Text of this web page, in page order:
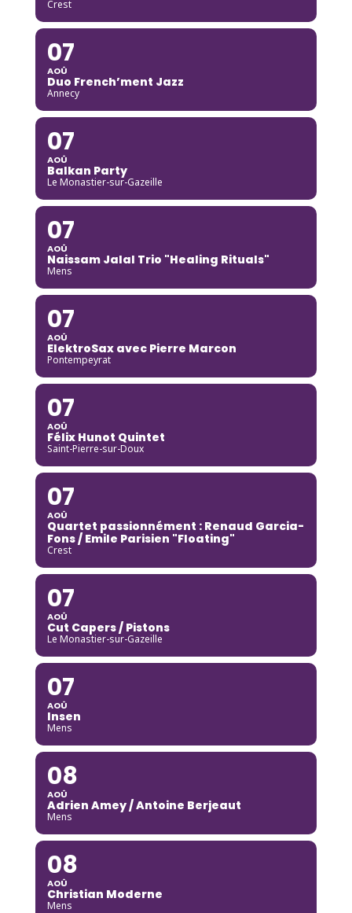
Crest
07
AOÛ
Duo French’ment Jazz
Annecy
07
AOÛ
Balkan Party
Le Monastier-sur-Gazeille
07
AOÛ
Naissam Jalal Trio "Healing Rituals"
Mens
07
AOÛ
ElektroSax avec Pierre Marcon
Pontempeyrat
07
AOÛ
Félix Hunot Quintet
Saint-Pierre-sur-Doux
07
AOÛ
Quartet passionnément : Renaud Garcia-
Fons / Emile Parisien "Floating"
Crest
07
AOÛ
Cut Capers / Pistons
Le Monastier-sur-Gazeille
07
AOÛ
Insen
Mens
08
AOÛ
Adrien Amey / Antoine Berjeaut
Mens
08
AOÛ
Christian Moderne
Mens